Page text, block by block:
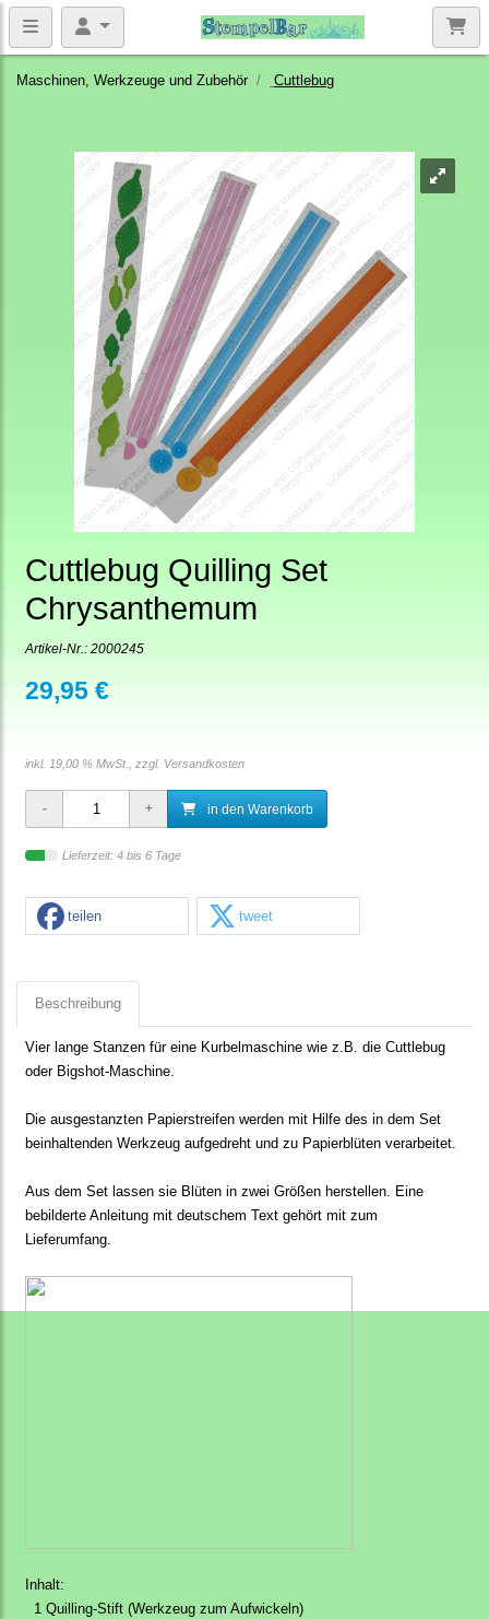
Maschinen, Werkzeuge und Zubehör Cuttlebug
Cuttlebug Quilling Set
Chrysanthemum
Artikel-Nr.: 2000245
29,95 €
inkl. 19,00 % MwSt., zzgl. Versandkosten
in den Warenkorb
Lieferzeit: 4 bis 6 Tage
teilen tweet
Beschreibung
Vier lange Stanzen für eine Kurbelmaschine wie z.B. die Cuttlebug
oder Bigshot-Maschine.
Die ausgestanzten Papierstreifen werden mit Hilfe des in dem Set
beinhaltenden Werkzeug aufgedreht und zu Papierblüten verarbeitet.
Aus dem Set lassen sie Blüten in zwei Größen herstellen. Eine
bebilderte Anleitung mit deutschem Text gehört mit zum
Lieferumfang.
Inhalt:
1 Quilling-Stift (Werkzeug zum Aufwickeln)